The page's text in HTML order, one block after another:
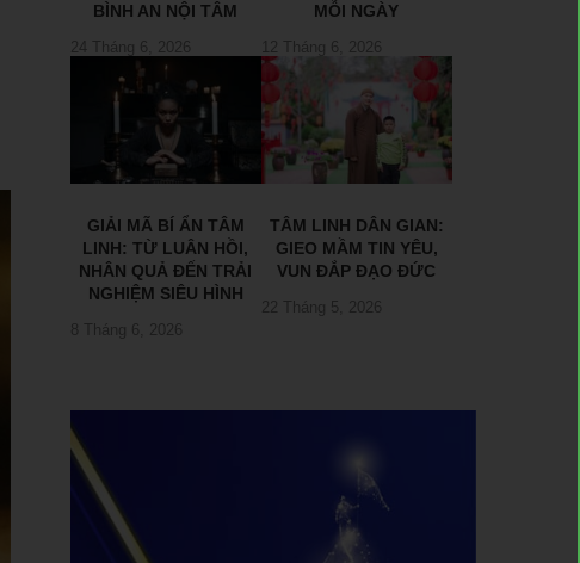
BÌNH AN NỘI TÂM
24 Tháng 6, 2026
MỖI NGÀY
12 Tháng 6, 2026
GIẢI MÃ BÍ ẨN TÂM
LINH: TỪ LUÂN HỒI,
NHÂN QUẢ ĐẾN TRẢI
NGHIỆM SIÊU HÌNH
8 Tháng 6, 2026
TÂM LINH DÂN GIAN:
GIEO MẦM TIN YÊU,
VUN ĐẮP ĐẠO ĐỨC
22 Tháng 5, 2026